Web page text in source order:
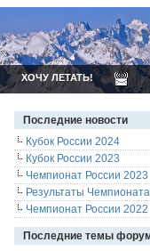
ХОЧУ ЛЕТАТЬ!
Последние новости
Кубок России 2024
Кубок России 2023
Чемпионат России 2023
Результаты
Чемпионат России 2022
Последние темы